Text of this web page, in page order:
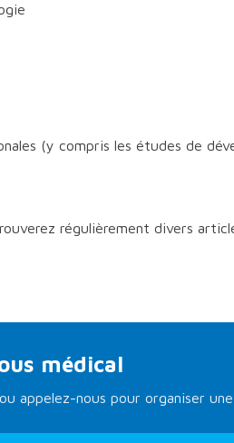
(y compris les études de
régulièrement divers
médical
appelez-nous pour organiser